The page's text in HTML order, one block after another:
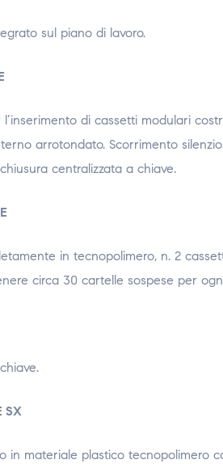
sul piano di lavoro.
l’inserimento di cassetti modulari
arrotondato. Scorrimento
centralizzata a chiave.
in tecnopolimero, n. 2
circa 30 cartelle sospese per
SX
in materiale plastico tecnopolimero